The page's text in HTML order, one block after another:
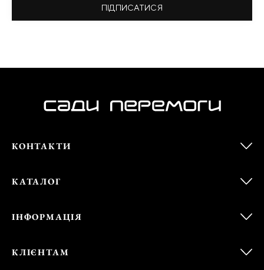
ПІДПИСАТИСЯ
КОНТАКТИ
КАТАЛОГ
ІНФОРМАЦІЯ
КЛІЄНТАМ